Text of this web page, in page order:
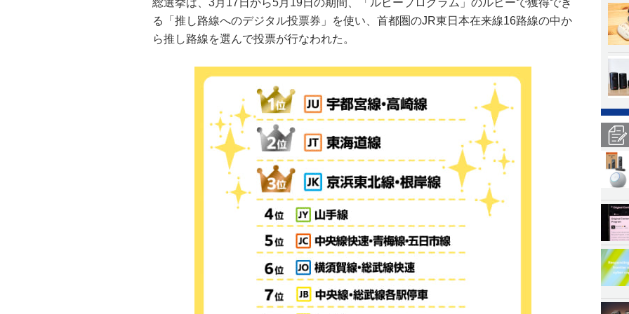
総選挙は、3月17日から5月19日の期間、「ルビープログラム」のルビーで獲得でき
る「推し路線へのデジタル投票券」を使い、首都圏のJR東日本在来線16路線の中か
ら推し路線を選んで投票が行なわれた。